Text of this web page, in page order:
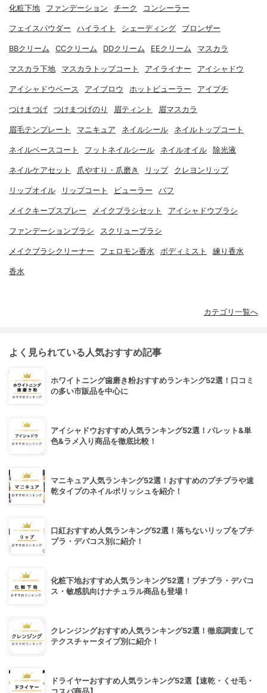
化粧下地 ファンデーション チーク コンシーラー
フェイスパウダー ハイライト シェーディング ブロンザー
BBクリーム CCクリーム DDクリーム EEクリーム マスカラ
マスカラ下地 マスカラトップコート アイライナー アイシャドウ
アイシャドウベース アイブロウ ホットビューラー アイプチ
つけまつげ つけまつげのり 眉ティント 眉マスカラ
眉毛テンプレート マニキュア ネイルシール ネイルトップコート
ネイルベースコート フットネイルシール ネイルオイル 除光液
ネイルケアセット 爪やすり・爪磨き リップ クレヨンリップ
リップオイル リップコート ビューラー パフ
メイクキープスプレー メイクブラシセット アイシャドウブラシ
ファンデーションブラシ スクリューブラシ
メイクブラシクリーナー フェロモン香水 ボディミスト 練り香水
香水
カテゴリ一覧へ
よく見られている人気おすすめ記事
ホワイトニング歯磨き粉おすすめランキング52選！口コミ
の多い市販品を中心に
アイシャドウおすすめ人気ランキング52選！パレット&単
色&ラメ入り商品を徹底比較！
マニキュア人気ランキング52選！おすすめのプチプラや速
乾タイプのネイルポリッシュを紹介！
口紅おすすめ人気ランキング52選！落ちないリップをプチ
プラ・デパコス別に紹介！
化粧下地おすすめ人気ランキング52選！プチプラ・デパコ
ス・敏感肌向けナチュラル商品も登場！
クレンジングおすすめ人気ランキング52選！徹底調査して
テクスチャータイプ別に紹介！
ドライヤーおすすめ人気ランキング52選【速乾・くせ毛・